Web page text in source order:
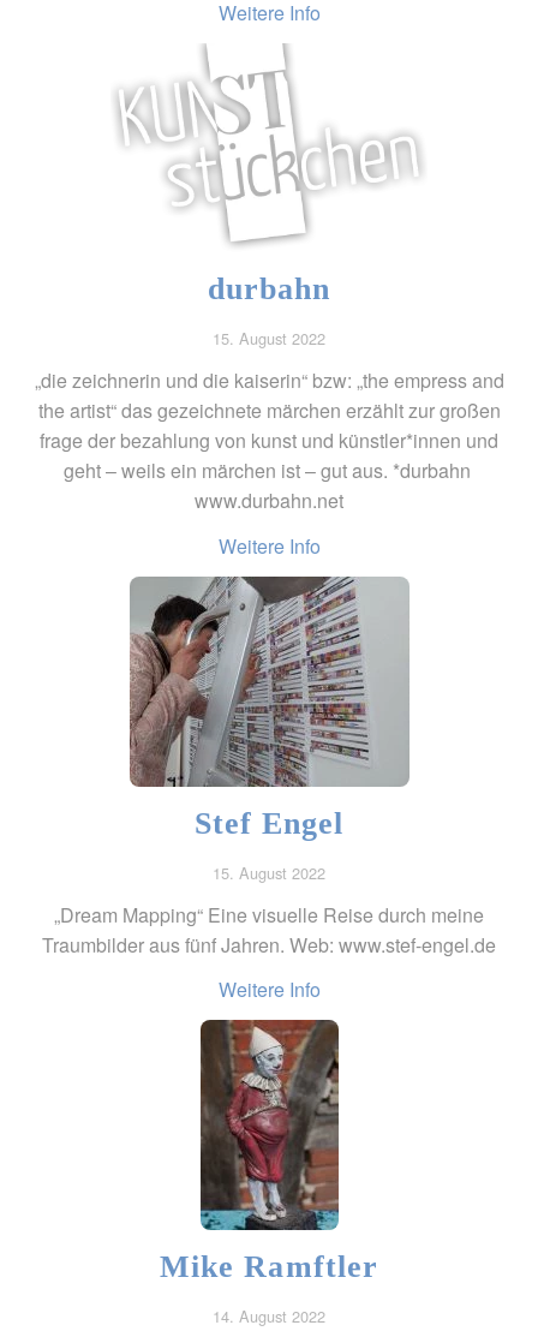
Weitere Info
durbahn
15. August 2022
„die zeichnerin und die kaiserin“ bzw: „the empress and
the artist“ das gezeichnete märchen erzählt zur großen
frage der bezahlung von kunst und künstler*innen und
geht – weils ein märchen ist – gut aus. *durbahn
www.durbahn.net
Weitere Info
Stef Engel
15. August 2022
„Dream Mapping“ Eine visuelle Reise durch meine
Traumbilder aus fünf Jahren. Web: www.stef-engel.de
Weitere Info
Mike Ramftler
14. August 2022